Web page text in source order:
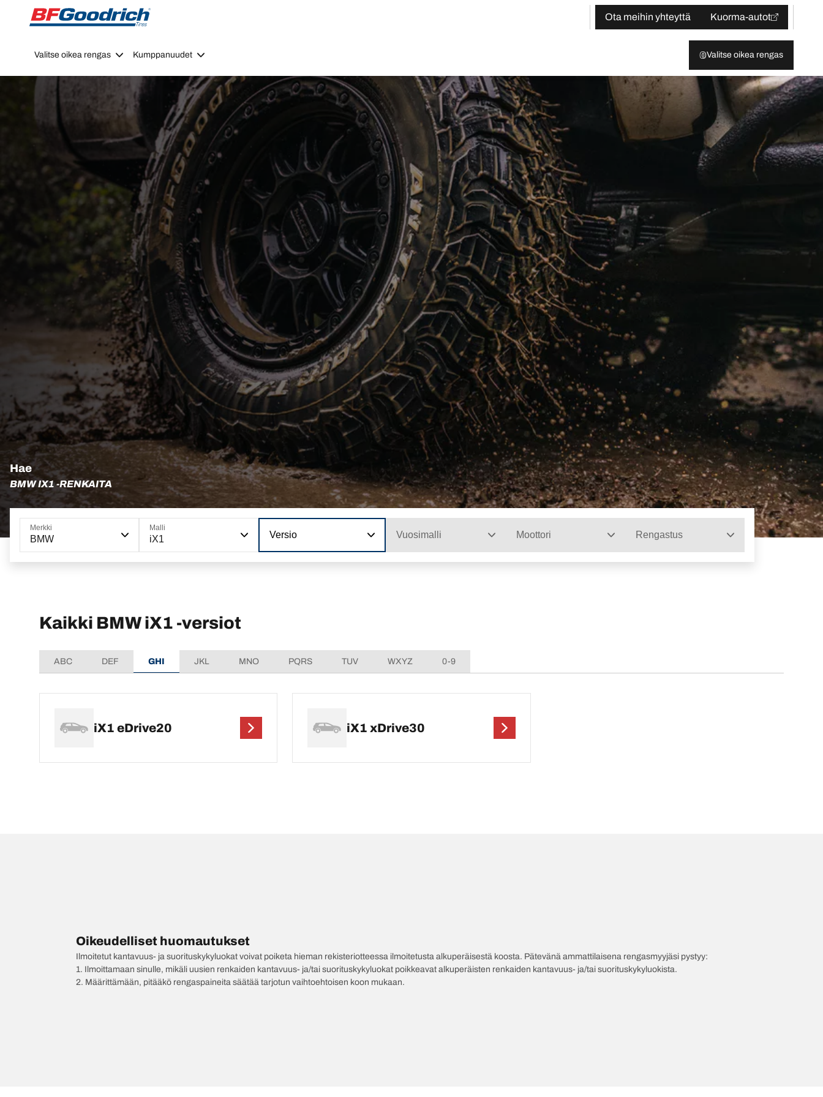
Go to page content
Go to page navigation
Ota meihin yhteyttä
Kuorma-autot
Valitse oikea rengas Kumppanuudet Valitse oikea rengas
Hae
BMW IX1 -RENKAITA
Merkki
BMW
Malli
iX1 Versio Vuosimalli Moottori Rengastus
Kaikki BMW iX1 -versiot
ABC DEF GHI JKL MNO PQRS TUV WXYZ 0-9
iX1 eDrive20 iX1 xDrive30
Oikeudelliset huomautukset
Ilmoitetut kantavuus- ja suorituskykyluokat voivat poiketa hieman rekisteriotteessa ilmoitetusta alkuperäisestä koosta. Pätevänä ammattilaisena rengasmyyjäsi pystyy:
1. Ilmoittamaan sinulle, mikäli uusien renkaiden kantavuus- ja/tai suorituskykyluokat poikkeavat alkuperäisten renkaiden kantavuus- ja/tai suorituskykyluokista.
2. Määrittämään, pitääkö rengaspaineita säätää tarjotun vaihtoehtoisen koon mukaan.